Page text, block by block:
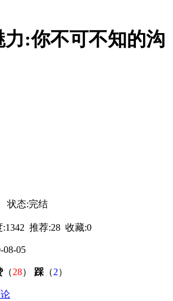
力:你不可不知的沟
状态:完结
:1342 推荐:28 收藏:0
08-05
（28） 踩 （2）